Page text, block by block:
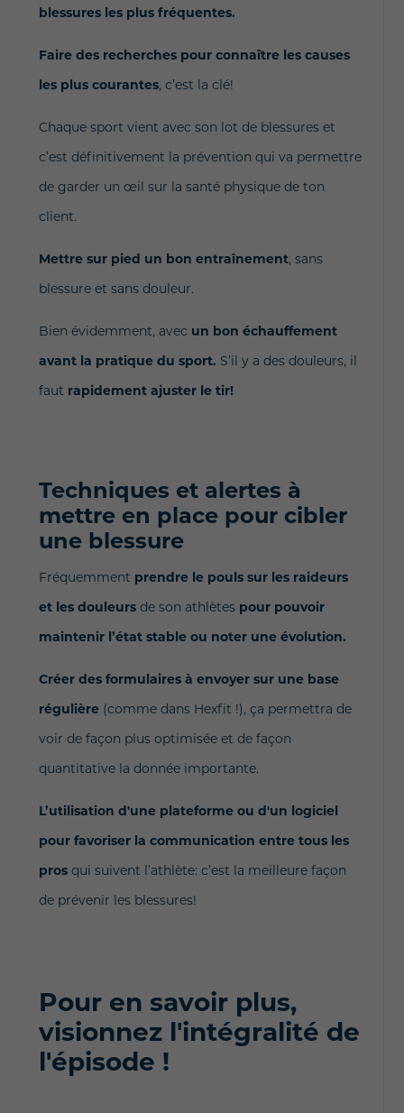
blessures les plus fréquentes.
Faire des recherches pour connaître les causes
les plus courantes, c’est la clé!
Chaque sport vient avec son lot de blessures et
c’est définitivement la prévention qui va permettre
de garder un œil sur la santé physique de ton
client.
Mettre sur pied un bon entraînement, sans
blessure et sans douleur.
Bien évidemment, avec un bon échauffement
avant la pratique du sport. S’il y a des douleurs, il
faut rapidement ajuster le tir!
Techniques et alertes à
mettre en place pour cibler
une blessure
Fréquemment prendre le pouls sur les raideurs
et les douleursde son athlètes pour pouvoir
maintenir l’état stable ou noter une évolution.
Créer des formulaires à envoyer sur une base
régulière(comme dans Hexfit !), ça permettra de
voir de façon plus optimisée et de façon
quantitative la donnée importante.
L’utilisation d'une plateforme ou d'un logiciel
pour favoriser la communication entre tous les
prosqui suivent l’athlète: c’est la meilleure façon
de prévenir les blessures!
Pour en savoir plus,
visionnez l'intégralité de
l'épisode !